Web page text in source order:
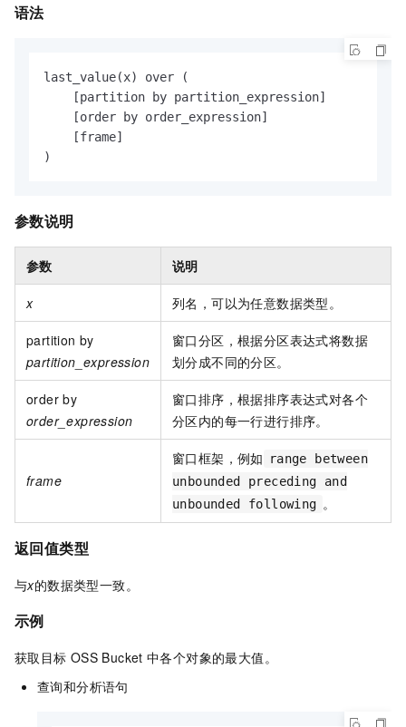
语法
last_value(x) over (
    [partition by partition_expression]
    [order by order_expression]
    [frame]
)
参数说明
参数 说明
x 列名，可以为任意数据类型。
partition by
partition_expression
窗口分区，根据分区表达式将数据
划分成不同的分区。
order by
order_expression
窗口排序，根据排序表达式对各个
分区内的每一行进行排序。
frame
窗口框架，例如
range between
unbounded preceding and
unbounded following 。
返回值类型
与x的数据类型一致。
示例
获取目标 OSS Bucket 中各个对象的最大值。
查询和分析语句